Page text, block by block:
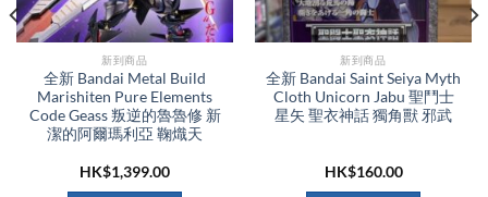
新到商品​
全新 Bandai Metal Build
Marishiten Pure Elements
Code Geass 叛逆的魯魯修 新
潔的阿爾瑪利亞 鞠熾天
HK$1,399.00
新到商品​
全新 Bandai Saint Seiya Myth
Cloth Unicorn Jabu 聖鬥士
星矢 聖衣神話 獨角獸 邪武
HK$160.00